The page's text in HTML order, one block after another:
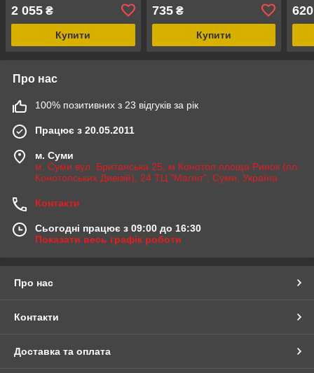
2 055 ₴
Купити
735₴
Купити
620
Про нас
100% позитивних з 23 відгуків за рік
Працює з 20.05.2011
м. Суми
м. Суми вул. Британська 25, м Конотоп площа Ринок (пл.
Конотопських Дивізій), 24 ТЦ "Магніт", Суми, Україна
Контакти
Сьогодні працює з 09:00 до 16:30
Показати весь графік роботи
Про нас
Контакти
Доставка та оплата